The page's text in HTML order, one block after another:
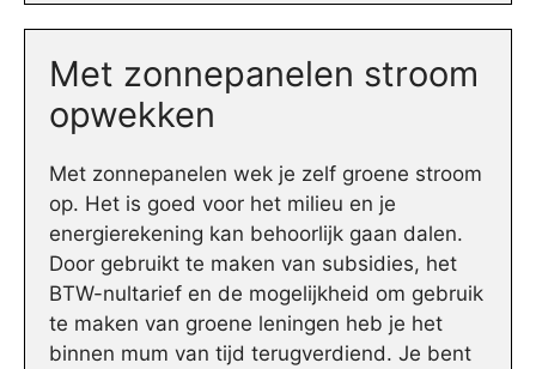
Met zonnepanelen stroom
opwekken
Met zonnepanelen wek je zelf groene stroom
op. Het is goed voor het milieu en je
energierekening kan behoorlijk gaan dalen.
Door gebruikt te maken van subsidies, het
BTW-nultarief en de mogelijkheid om gebruik
te maken van groene leningen heb je het
binnen mum van tijd terugverdiend. Je bent